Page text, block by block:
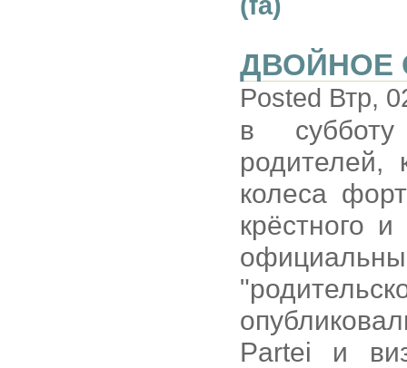
ДВОЙНОЕ
Posted Втр,
в
колеса
крёстного
Partei и